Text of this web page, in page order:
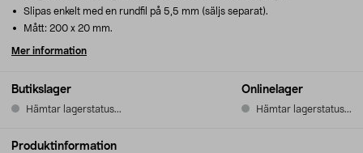
Butikslager
Hämtar lagerstatus...
Onlinelager
Hämtar lagerstatus...
Slipas enkelt med en rundfil på 5,5 mm (säljs separat).
Mått: 200 x 20 mm.
Mer information
Produktinformation